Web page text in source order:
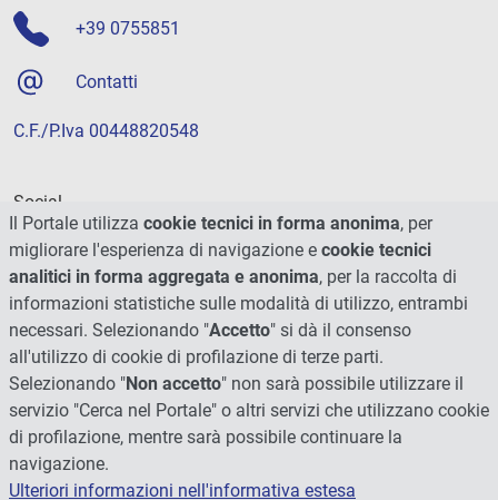
+39 0755851
Contatti
C.F./P.Iva 00448820548
Social
Il Portale utilizza cookie tecnici in forma anonima, per
migliorare l'esperienza di navigazione e cookie tecnici
analitici in forma aggregata e anonima, per la raccolta di
informazioni statistiche sulle modalità di utilizzo, entrambi
necessari. Selezionando "Accetto" si dà il consenso
all'utilizzo di cookie di profilazione di terze parti.
Selezionando "Non accetto" non sarà possibile utilizzare il
servizio "Cerca nel Portale" o altri servizi che utilizzano cookie
di profilazione, mentre sarà possibile continuare la
navigazione.
Ulteriori informazioni nell'informativa estesa